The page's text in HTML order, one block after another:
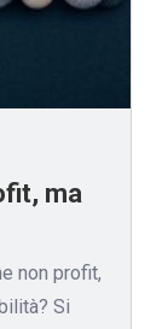
ma
non profit,
Si